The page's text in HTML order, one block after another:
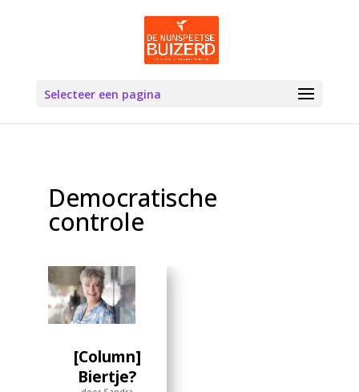
Selecteer een pagina
Democratische
controle
[Column]
Biertje?